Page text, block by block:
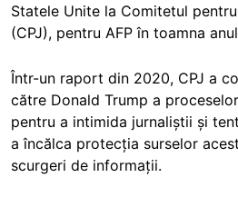
Statele Unite la Comitetul
(CPJ), pentru AFP în toamna
Într-un raport din 2020, CPJ a
către Donald Trump a
pentru a intimida jurnaliștii și
a încălca protecția surselor
scurgeri de informații.